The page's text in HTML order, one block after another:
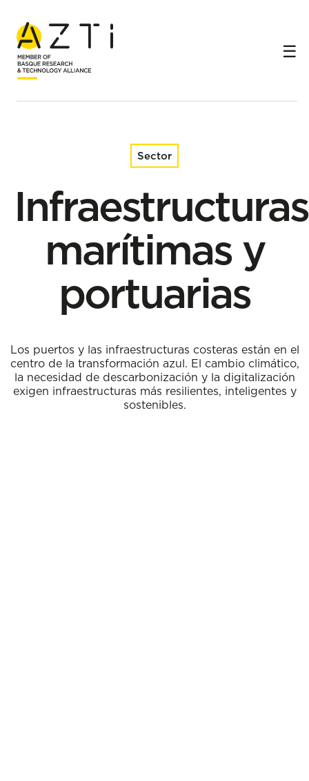
Inicio Sectores Infraestructuras marítimas y portuarias
Sector
Infraestructuras
marítimas y
portuarias
Los puertos y las infraestructuras costeras están en el
centro de la transformación azul. El cambio climático,
la necesidad de descarbonización y la digitalización
exigen infraestructuras más resilientes, inteligentes y
sostenibles.